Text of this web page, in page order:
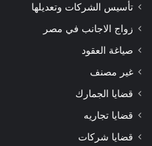
تأسيس الشركات وتعديلها
زواج الاجانب في مصر
صياغة العقود
غير مصنف
قضايا الجمارك
قضايا تجاريه
قضايا شركات